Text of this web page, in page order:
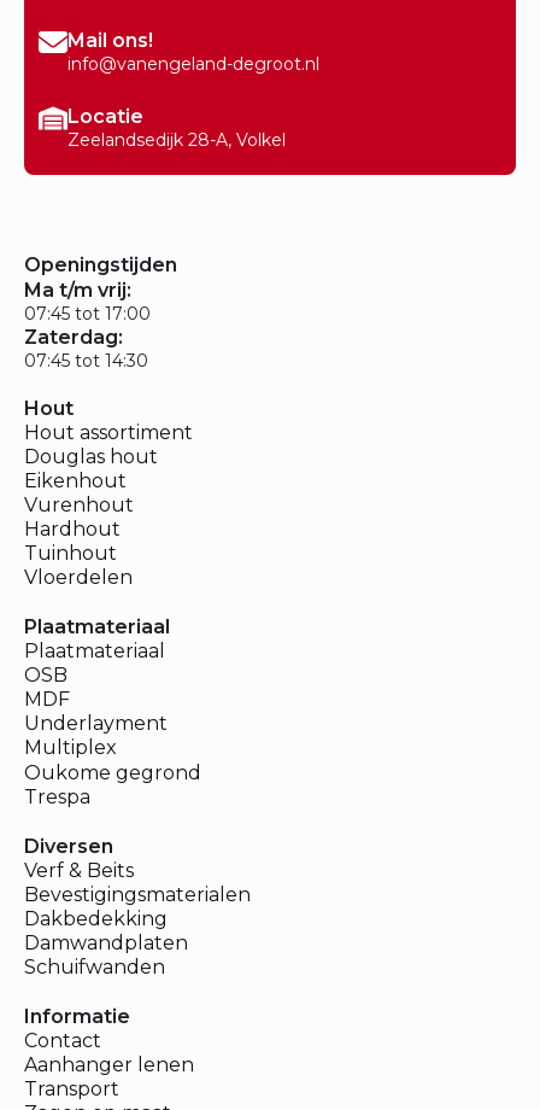
Mail ons!
info@vanengeland-degroot.nl
Locatie
Zeelandsedijk 28-A, Volkel
Openingstijden
Ma t/m vrij:
07:45 tot 17:00
Zaterdag:
07:45 tot 14:30
Hout
Hout assortiment
Douglas hout
Eikenhout
Vurenhout
Hardhout
Tuinhout
Vloerdelen
Plaatmateriaal
Plaatmateriaal
OSB
MDF
Underlayment
Multiplex
Oukome gegrond
Trespa
Diversen
Verf & Beits
Bevestigingsmaterialen
Dakbedekking
Damwandplaten
Schuifwanden
Informatie
Contact
Aanhanger lenen
Transport